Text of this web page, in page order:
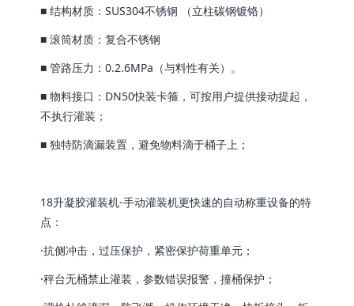
■ 结构材质：SUS304不锈钢 （立柱碳钢镀铬）
■ 滚筒材质：复合不锈钢
■ 管路压力：0.2.6MPa（与料性有关）。
■ 物料接口：DN50快装卡箍，可按用户提供接动提起，
不执行灌装；
■ 独特防滴漏装置，避免物料滴于桶子上；
18升凝胶灌装机-手动灌装机更快速的自动称重设备的特
点：
·抗侧冲击，过压保护，紧密保护荷重单元；
·秤台无桶禁止灌装，参数错误报警，撞桶保护；